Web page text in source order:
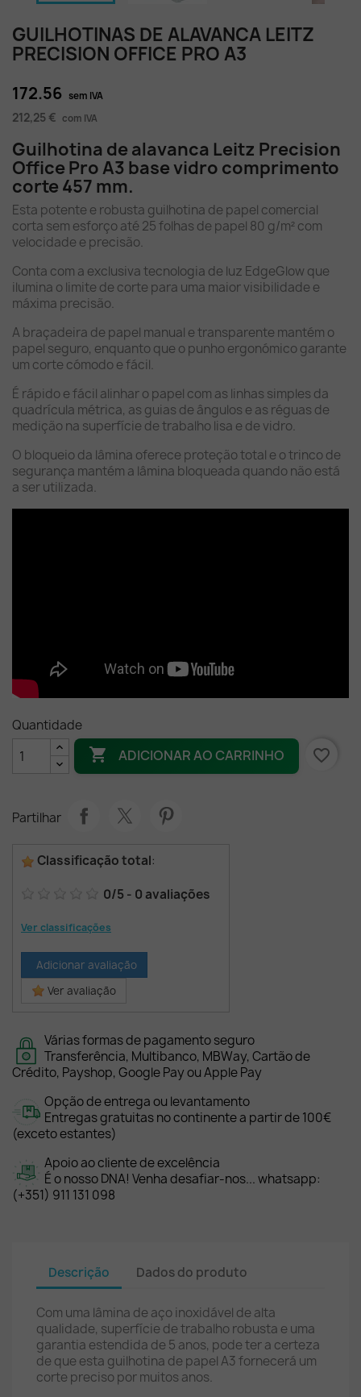
GUILHOTINAS DE ALAVANCA LEITZ
PRECISION OFFICE PRO A3
172.56 sem IVA
212,25 € com IVA
Guilhotina de alavanca Leitz Precision
Office Pro A3 base vidro comprimento
corte 457 mm.
Esta potente e robusta guilhotina de papel comercial
corta sem esforço até 25 folhas de papel 80 g/m² com
velocidade e precisão.
Conta com a exclusiva tecnologia de luz EdgeGlow que
ilumina o limite de corte para uma maior visibilidade e
máxima precisão.
A braçadeira de papel manual e transparente mantém o
papel seguro, enquanto que o punho ergonómico garante
um corte cómodo e fácil.
É rápido e fácil alinhar o papel com as linhas simples da
quadrícula métrica, as guias de ângulos e as réguas de
medição na superfície de trabalho lisa e de vidro.
O bloqueio da lâmina oferece proteção total e o trinco de
segurança mantém a lâmina bloqueada quando não está
a ser utilizada.
Quantidade
 ADICIONAR AO CARRINHO favorite_border
Partilhar
Classificação total:
0/5 - 0 avaliações
Ver classificações
Adicionar avaliação
Ver avaliação
Várias formas de pagamento seguro
Transferência, Multibanco, MBWay, Cartão de
Crédito, Payshop, Google Pay ou Apple Pay
Opção de entrega ou levantamento
Entregas gratuitas no continente a partir de 100€
(exceto estantes)
Apoio ao cliente de excelência
É o nosso DNA! Venha desafiar-nos... whatsapp:
(+351) 911 131 098
Descrição Dados do produto
Com uma lâmina de aço inoxidável de alta
qualidade, superfície de trabalho robusta e uma
garantia estendida de 5 anos, pode ter a certeza
de que esta guilhotina de papel A3 fornecerá um
corte preciso por muitos anos.